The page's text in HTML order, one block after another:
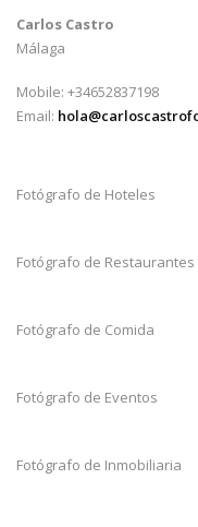
Carlos Castro
Málaga
Mobile: +34652837198
Email:
Fotógrafo de Hoteles
Fotógrafo de Restaurantes
Fotógrafo de Comida
Fotógrafo de Eventos
Fotógrafo de Inmobiliaria